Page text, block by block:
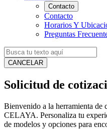
Contacto
Contacto
Horarios Y
Preguntas
CANCELAR
Solicitud de
Bienvenido a la herramienta
CELAYA. Personaliza tu
de modelos y opciones para